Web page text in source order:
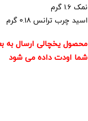
نمک 1.6 گرم
اسید چرب ترانس 0.18 گرم
محصول یخچالی ارسال به
شما اودت داده می شود